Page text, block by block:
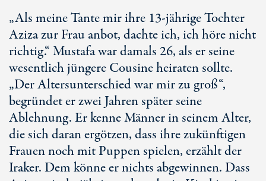
„Als meine Tante mir ihre 13-jährige Tochter
Aziza zur Frau anbot, dachte ich, ich höre nicht
richtig.“ Mustafa war damals 26, als er seine
wesentlich jüngere Cousine heiraten sollte.
„Der Altersunterschied war mir zu groß“,
begründet er zwei Jahren später seine
Ablehnung. Er kenne Männer in seinem Alter,
die sich daran ergötzen, dass ihre zukünftigen
Frauen noch mit Puppen spielen, erzählt der
Iraker. Dem könne er nichts abgewinnen. Dass